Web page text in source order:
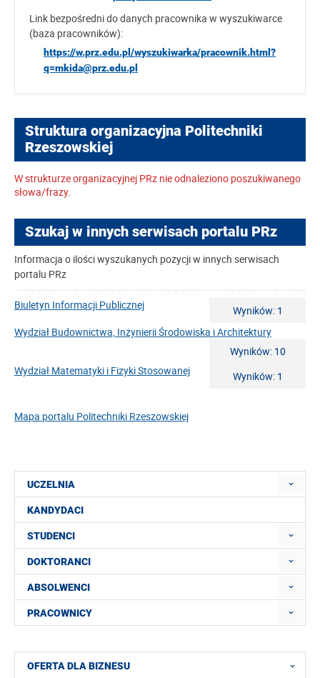
Link bezpośredni do danych pracownika w wyszukiwarce
(baza pracowników):
https://w.prz.edu.pl/wyszukiwarka/pracownik.html?
q=mkida@prz.edu.pl
Struktura organizacyjna Politechniki
Rzeszowskiej
W strukturze organizacyjnej PRz nie odnaleziono poszukiwanego
słowa/frazy.
Szukaj w innych serwisach portalu PRz
Informacja o ilości wyszukanych pozycji w innych serwisach
portalu PRz
Biuletyn Informacji Publicznej
Wyników: 1
Wydział Budownictwa, Inżynierii Środowiska i Architektury
Wyników: 10
Wydział Matematyki i Fizyki Stosowanej
Wyników: 1
Mapa portalu Politechniki Rzeszowskiej
UCZELNIA
KANDYDACI
STUDENCI
DOKTORANCI
ABSOLWENCI
PRACOWNICY
OFERTA DLA BIZNESU